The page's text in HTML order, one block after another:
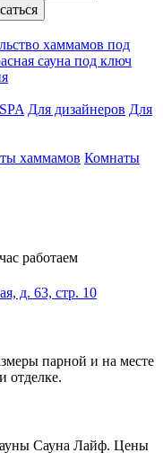
хаммамов под
сауна под ключ
Для дизайнеров Для
хаммамов Комнаты
работаем
д. 63, стр. 10
парной и на месте
отделке.
Сауна Лайф. Цены